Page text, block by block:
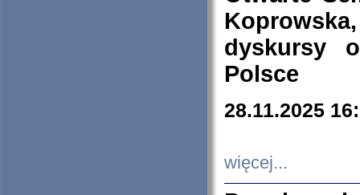
dyskursy
Polsce
28.11.2025
więcej...